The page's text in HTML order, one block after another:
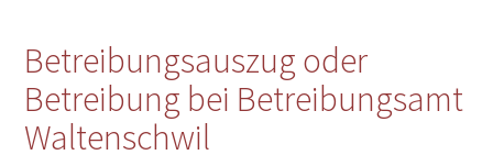
Betreibungsauszug oder
Betreibung bei Betreibungsamt
Waltenschwil